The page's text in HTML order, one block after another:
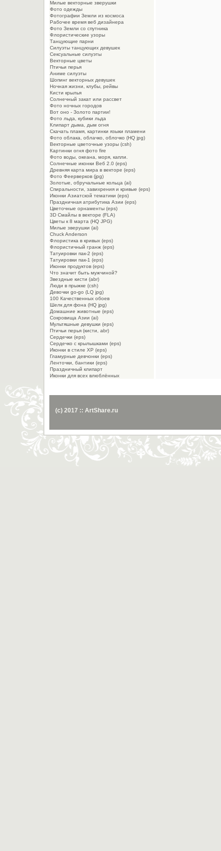
Милые векторные зверушки
Фото одежды
Фотографии Земли из космоса
Рабочее время веб дизайнера
Фото Земли со спутника
Флористические узоры
Танцующие парни
Силуэты танцующих девушек
Сексуальные силуэты
Векторные цветы
Птичьи перья
Аниме силуэты
Шопинг векторных девушек
Ночная жизни, клубы, рейвы
Кисти крылья
Солнечный закат или рассвет
Фото ночных городов
Вот оно - Золото партии!
Фото льда, кубики льда
Клипарт дыма, дым огня
Cкачать пламя, картинки языки пламени
Фото облака, облачко, облочко (HQ jpg)
Векторные цветочные узоры (csh)
Картинки огня фото fire
Фото воды, океана, моря, капли.
Солнечные иконки Веб 2.0 (eps)
Древняя карта мира в векторе (eps)
Фото Феерверков (jpg)
Золотые, обручальные кольца (ai)
Спиральности, завихрения и кривые (eps)
Иконки Азиатской тематики (eps)
Праздничная атрибутика Азии (eps)
Цветочные орнаменты (eps)
3D Смайлы в векторе (FLA)
Цветы к 8 марта (HQ JPG)
Милые зверушки (ai)
Chuck Anderson
Флористика в кривых (eps)
Флористичный гранж (eps)
Татуировки пак-2 (eps)
Татуировки пак-1 (eps)
Иконки продуктов (eps)
Что значит быть мужчиной?
Звездные кисти (abr)
Люди в прыжке (csh)
Девочки go-go (LQ jpg)
100 Качественных обоев
Шелк для фона (HQ jpg)
Домашние животные (eps)
Сокровища Азии (ai)
Мультяшные девушки (eps)
Птичьи перья (кисти, abr)
Сердечки (eps)
Сердечко с крылышками (eps)
Иконки в стиле XP (eps)
Гламурные девчонки (eps)
Ленточки, бантики (eps)
Праздничный клипарт
Иконки для всех влюблённых
(c) 2017 :: ArtShare.ru